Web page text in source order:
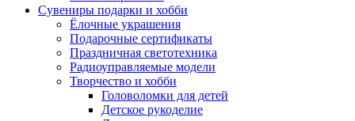
Сувениры подарки и хобби
Ёлочные украшения
Подарочные сертификаты
Праздничная светотехника
Радиоуправляемые модели
Творчество и хобби
Головоломки для детей
Детское рукоделие